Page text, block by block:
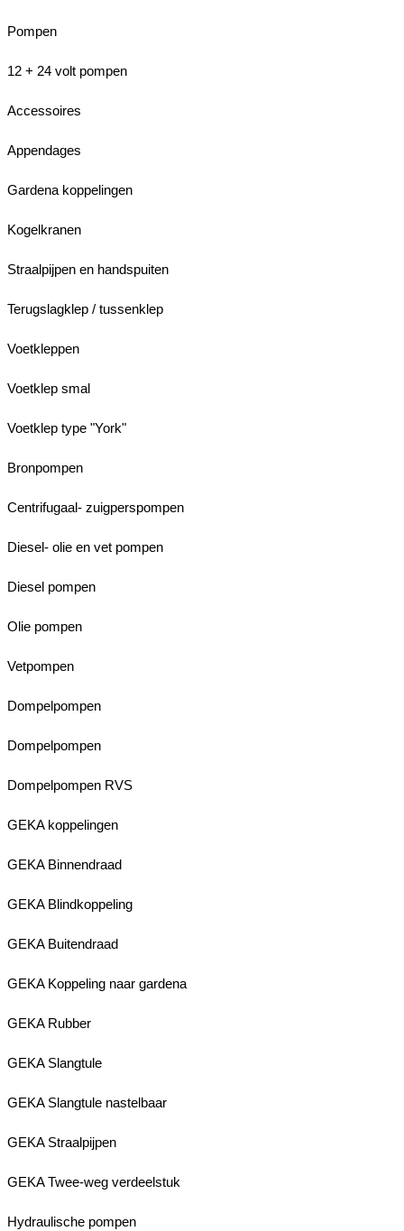
Pompen
12 + 24 volt pompen
Accessoires
Appendages
Gardena koppelingen
Kogelkranen
Straalpijpen en handspuiten
Terugslagklep / tussenklep
Voetkleppen
Voetklep smal
Voetklep type "York"
Bronpompen
Centrifugaal- zuigperspompen
Diesel- olie en vet pompen
Diesel pompen
Olie pompen
Vetpompen
Dompelpompen
Dompelpompen
Dompelpompen RVS
GEKA koppelingen
GEKA Binnendraad
GEKA Blindkoppeling
GEKA Buitendraad
GEKA Koppeling naar gardena
GEKA Rubber
GEKA Slangtule
GEKA Slangtule nastelbaar
GEKA Straalpijpen
GEKA Twee-weg verdeelstuk
Hydraulische pompen